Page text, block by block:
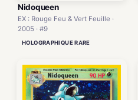
Nidoqueen
EX : Rouge Feu & Vert Feuille ·
2005 · #9
HOLOGRAPHIQUE RARE